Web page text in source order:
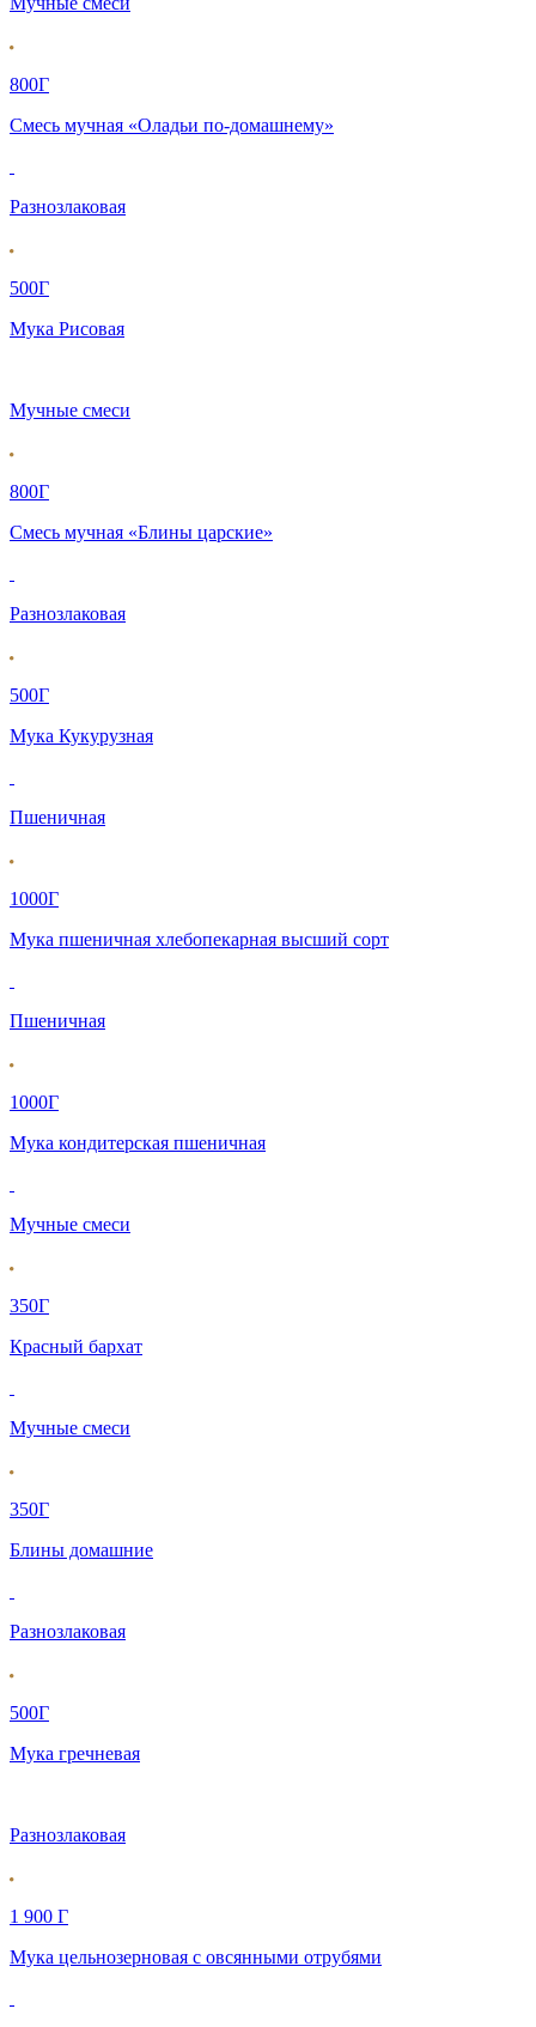
800Г
Смесь мучная «Оладьи по-домашнему»
Разнозлаковая
500Г
Мука Рисовая
Мучные смеси
800Г
Смесь мучная «Блины царские»
Разнозлаковая
500Г
Мука Кукурузная
Пшеничная
1000Г
Мука пшеничная хлебопекарная высший сорт
Пшеничная
1000Г
Мука кондитерская пшеничная
Мучные смеси
350Г
Красный бархат
Мучные смеси
350Г
Блины домашние
Разнозлаковая
500Г
Мука гречневая
Разнозлаковая
1 900 Г
Мука цельнозерновая с овсянными отрубями